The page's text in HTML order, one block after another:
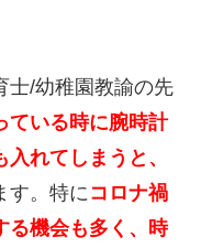
士/幼稚園教諭の先
ている時に腕時計
れてしまうと、
す。特にコロナ禍
る機会も多く、時